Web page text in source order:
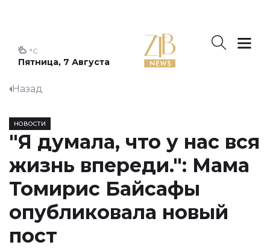
Пятница, 7 Августа
°C
Назад
НОВОСТИ
"Я думала, что у нас вся
жизнь впереди.": Мама
Томирис Байсафы
опубликовала новый
пост